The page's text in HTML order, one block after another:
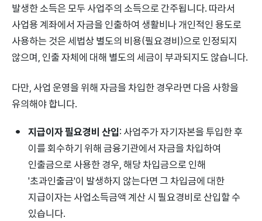
발생한 소득은 모두 사업주의 소득으로 간주됩니다. 따라서
사업용 계좌에서 자금을 인출하여 생활비나 개인적인 용도로
사용하는 것은 세법상 별도의 비용(필요경비)으로 인정되지
않으며, 인출 자체에 대해 별도의 세금이 부과되지도 않습니다.
다만, 사업 운영을 위해 자금을 차입한 경우라면 다음 사항을
유의해야 합니다.
지급이자 필요경비 산입: 사업주가 자기자본을 투입한 후
이를 회수하기 위해 금융기관에서 자금을 차입하여
인출금으로 사용한 경우, 해당 차입금으로 인해
'초과인출금'이 발생하지 않는다면 그 차입금에 대한
지급이자는 사업소득금액 계산 시 필요경비로 산입할 수
있습니다.